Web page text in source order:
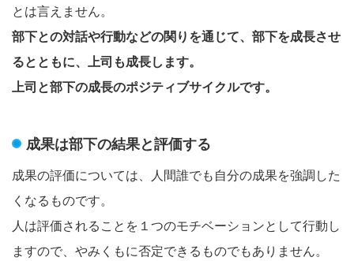
とは言えません。
部下との対話や行動などの関りを通じて、部下を成長させ
るとともに、上司も成長します。
上司と部下の成長のポジティブサイクルです。
成果は部下の結果と評価する
成果の評価については、人間誰でも自分の成果を強調した
くなるものです。
人は評価されることを１つのモチベーションとして行動し
ますので、やみくもに否定できるものでもありません。